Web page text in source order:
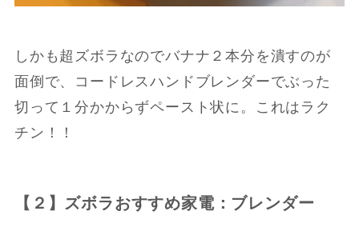
しかも超ズボラなのでバナナ２本分を潰すのが
面倒で、コードレスハンドブレンダーでぶった
切って１分かからずペースト状に。これはラク
チン！！
【２】ズボラおすすめ家電：ブレンダー